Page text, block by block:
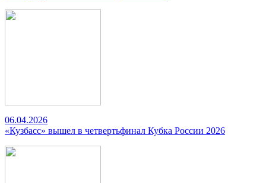
06.04.2026
«Кузбасс» вышел в четвертьфинал Кубка России 2026